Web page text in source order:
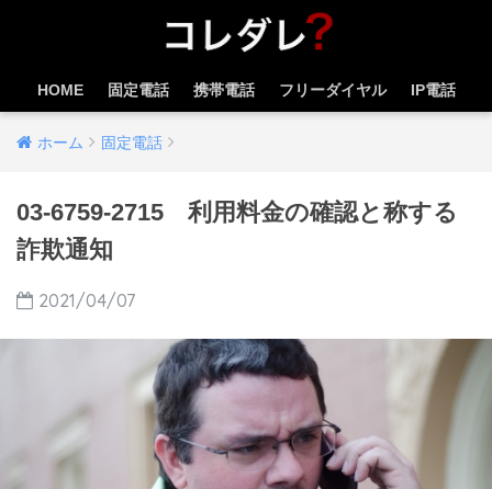
HOME 固定電話 携帯電話 フリーダイヤル IP電話
ホーム 固定電話
03-6759-2715 利用料金の確認と称する
詐欺通知
2021/04/07